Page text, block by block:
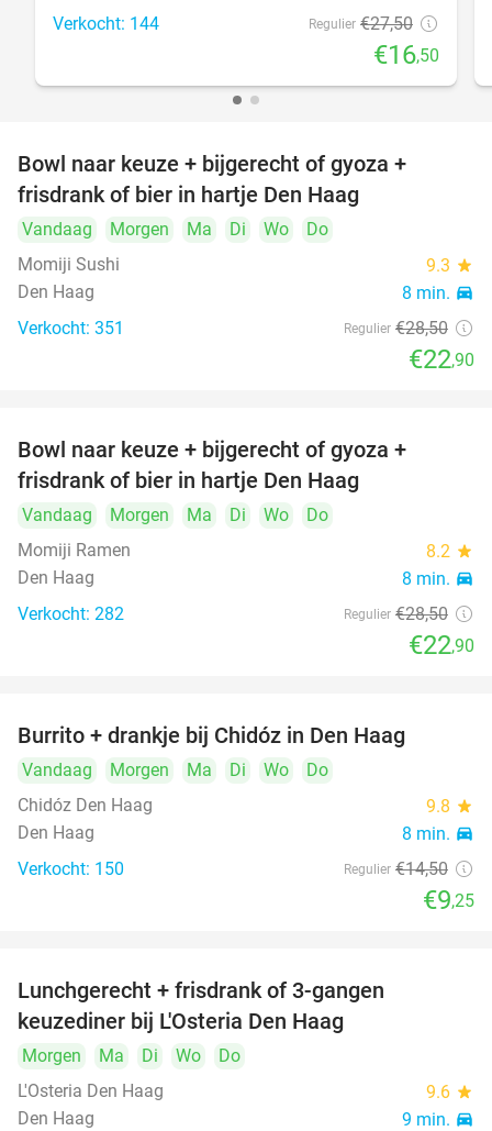
Verkocht: 144 Regulier €27,50
€16,50
Bowl naar keuze + bijgerecht of gyoza +
frisdrank of bier in hartje Den Haag
Vandaag Morgen Ma Di Wo
Do
Momiji Sushi
9.3 star
Den Haag 8 min. directions_car
Verkocht: 351 Regulier €28,50
€22,90
Bowl naar keuze + bijgerecht of gyoza +
frisdrank of bier in hartje Den Haag
Vandaag Morgen Ma Di Wo
Do
Momiji Ramen
8.2 star
Den Haag 8 min. directions_car
Verkocht: 282 Regulier €28,50
€22,90
Burrito + drankje bij Chidóz in Den Haag
Vandaag Morgen Ma Di Wo
Do
Chidóz Den Haag
9.8 star
Den Haag 8 min. directions_car
Verkocht: 150 Regulier €14,50
€9,25
Lunchgerecht + frisdrank of 3-gangen
keuzediner bij L'Osteria Den Haag
Morgen Ma Di Wo
Do
L'Osteria Den Haag
9.6 star
Den Haag 9 min. directions_car